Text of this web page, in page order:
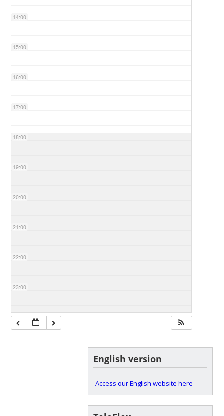
14:00
15:00
16:00
17:00
18:00
19:00
20:00
21:00
22:00
23:00
English version
Access our English website here